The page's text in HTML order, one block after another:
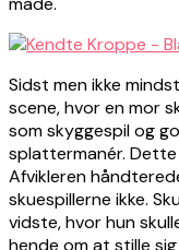
Sidst men ikke
scene, hvor en mor
som skyggespil og
splattermanér.
Afvikleren
skuespillerne ikke.
vidste, hvor hun
hende om at stille